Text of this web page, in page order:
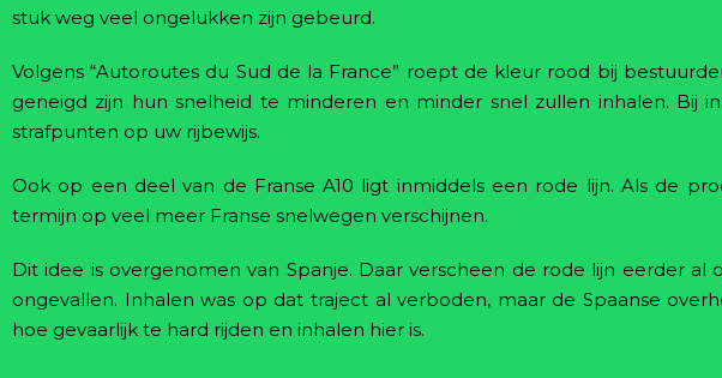
stuk weg veel ongelukken zijn gebeurd.
Volgens “Autoroutes du Sud de la France” roept de kleur rood bij
geneigd zijn hun snelheid te minderen en minder snel zullen inhalen. Bij
strafpunten op uw rijbewijs.
Ook op een deel van de Franse A10 ligt inmiddels een rode lijn. Als de
termijn op veel meer Franse snelwegen verschijnen.
Dit idee is overgenomen van Spanje. Daar verscheen de rode lijn eerder al
ongevallen. Inhalen was op dat traject al verboden, maar de Spaanse
hoe gevaarlijk te hard rijden en inhalen hier is.